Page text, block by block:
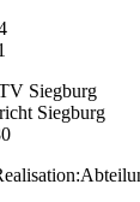
Siegburg
Siegburg